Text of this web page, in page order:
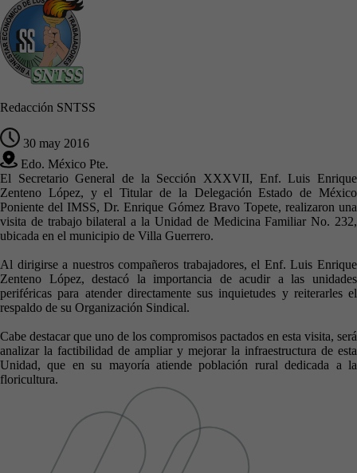
Redacción SNTSS
30 may 2016
Edo. México Pte.
El Secretario General de la Sección XXXVII, Enf. Luis Enrique
Zenteno López, y el Titular de la Delegación Estado de México
Poniente del IMSS, Dr. Enrique Gómez Bravo Topete, realizaron una
visita de trabajo bilateral a la Unidad de Medicina Familiar No. 232,
ubicada en el municipio de Villa Guerrero.
Al dirigirse a nuestros compañeros trabajadores, el Enf. Luis Enrique
Zenteno López, destacó la importancia de acudir a las unidades
periféricas para atender directamente sus inquietudes y reiterarles el
respaldo de su Organización Sindical.
Cabe destacar que uno de los compromisos pactados en esta visita, será
analizar la factibilidad de ampliar y mejorar la infraestructura de esta
Unidad, que en su mayoría atiende población rural dedicada a la
floricultura.